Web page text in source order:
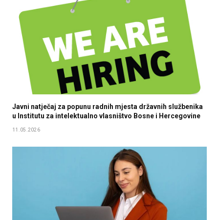
Javni natječaj za popunu radnih mjesta državnih službenika
u Institutu za intelektualno vlasništvo Bosne i Hercegovine
11.05.2026